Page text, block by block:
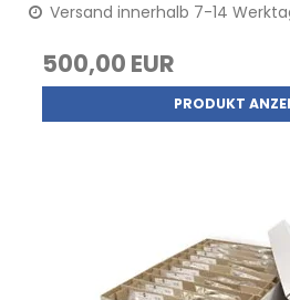
Versand innerhalb 7-14
500,00 EUR
PRODUKT